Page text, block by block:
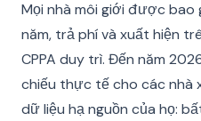
Mọi nhà môi giới được bao
năm, trả phí và xuất hiện
CPPA duy trì. Đến năm
chiếu thực tế cho các nhà
dữ liệu hạ nguồn của họ: